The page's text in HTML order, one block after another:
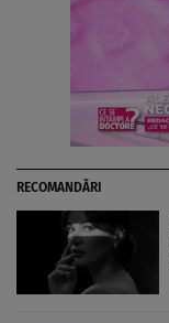
RECOMANDĂRI